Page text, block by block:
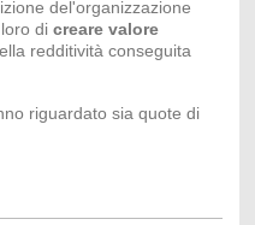
del'organizzazione
di creare valore
redditività conseguita
riguardato sia quote di